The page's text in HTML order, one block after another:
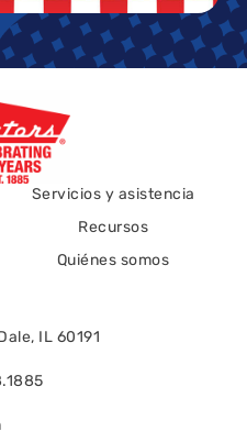
Servicios y asistencia
Recursos
Quiénes somos
IL 60191